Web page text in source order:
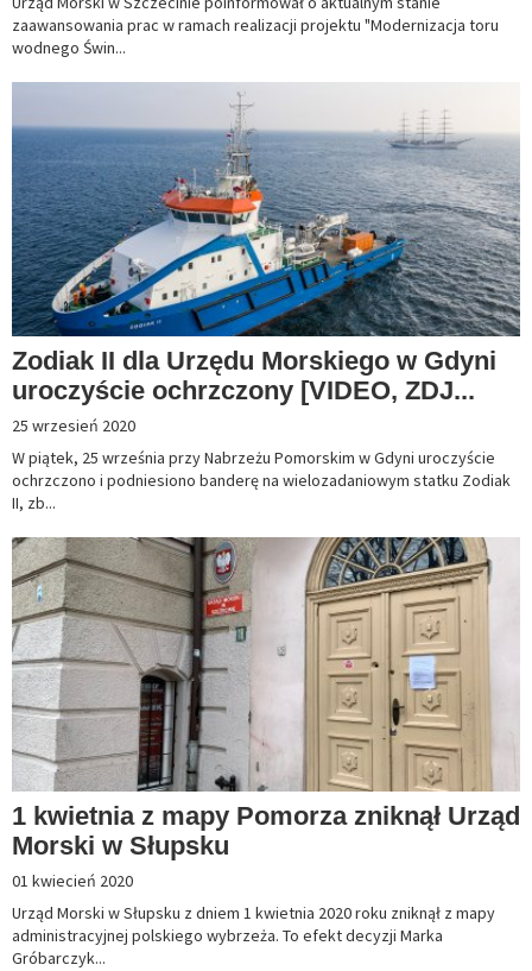
zaawansowania prac w ramach realizacji projektu "Modernizacja toru
wodnego Świn...
Zodiak II dla Urzędu Morskiego w Gdyni
uroczyście ochrzczony [VIDEO, ZDJ...
25 wrzesień 2020
W piątek, 25 września przy Nabrzeżu Pomorskim w Gdyni uroczyście
ochrzczono i podniesiono banderę na wielozadaniowym statku Zodiak
II, zb...
1 kwietnia z mapy Pomorza zniknął Urząd
Morski w Słupsku
01 kwiecień 2020
Urząd Morski w Słupsku z dniem 1 kwietnia 2020 roku zniknął z mapy
administracyjnej polskiego wybrzeża. To efekt decyzji Marka
Gróbarczyk...